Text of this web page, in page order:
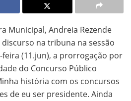
Municipal, Andreia Rezende
na tribuna na sessão
(11.jun), a prorrogação por
do Concurso Público
história com os concursos
de eu ser presidente. Ainda